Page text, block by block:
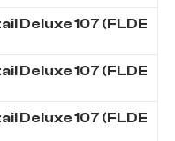
Deluxe 107 (FLDE
Deluxe 107 (FLDE
Deluxe 107 (FLDE